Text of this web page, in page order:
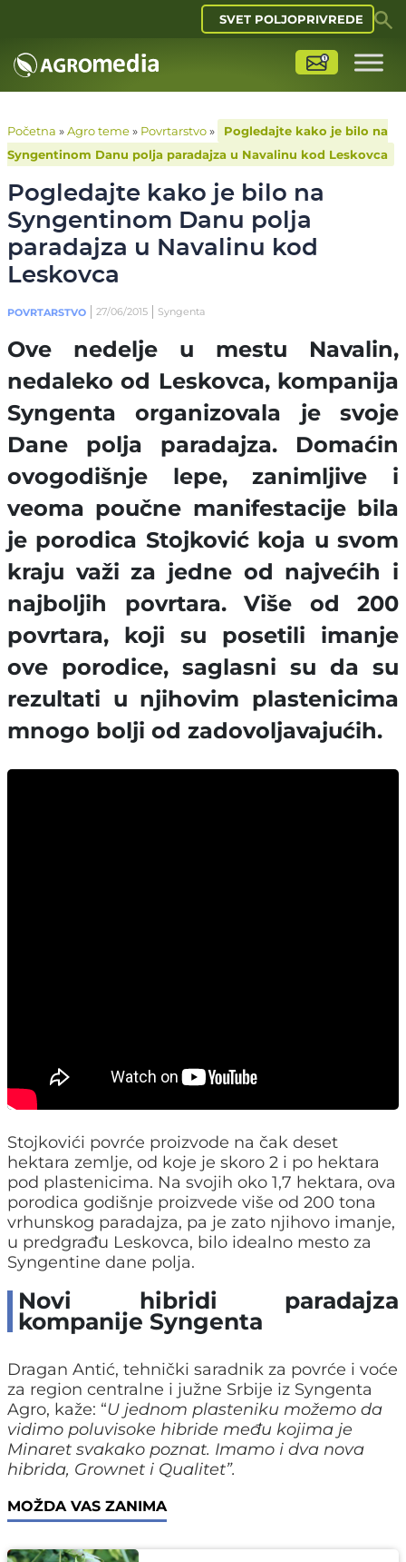
SVET POLJOPRIVREDE
Početna »Agro teme» Povrtarstvo»
Pogledajte kako je bilo na
Syngentinom Danu polja paradajza u Navalinu kod Leskovca
Pogledajte kako je bilo na
Syngentinom Danu polja
paradajza u Navalinu kod
Leskovca
POVRTARSTVO 27/06/2015 Syngenta
Ove nedelje u mestu Navalin,
nedaleko od Leskovca, kompanija
Syngenta organizovala je svoje
Dane polja paradajza. Domaćin
ovogodišnje lepe, zanimljive i
veoma poučne manifestacije bila
je porodica Stojković koja u svom
kraju važi za jedne od najvećih i
najboljih povrtara. Više od 200
povrtara, koji su posetili imanje
ove porodice, saglasni su da su
rezultati u njihovim plastenicima
mnogo bolji od zadovoljavajućih.
Stojkovići povrće proizvode na čak deset
hektara zemlje, od koje je skoro 2 i po hektara
pod plastenicima. Na svojih oko 1,7 hektara, ova
porodica godišnje proizvede više od 200 tona
vrhunskog paradajza, pa je zato njihovo imanje,
u predgrađu Leskovca, bilo idealno mesto za
Syngentine dane polja.
Novi hibridi paradajza
kompanije Syngenta
Dragan Antić, tehnički saradnik za povrće i voće
za region centralne i južne Srbije iz Syngenta
Agro, kaže: “U jednom plasteniku možemo da
vidimo poluvisoke hibride među kojima je
Minaret svakako poznat. Imamo i dva nova
hibrida, Grownet i Qualitet”.
MOŽDA VAS ZANIMA